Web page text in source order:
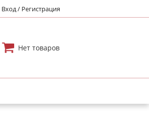
Вход / Регистрация
Нет товаров